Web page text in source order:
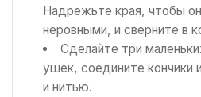
Надрежьте края, чтобы
неровными, и сверните в
Сделайте три
ушек, соедините кончики
и нитью.